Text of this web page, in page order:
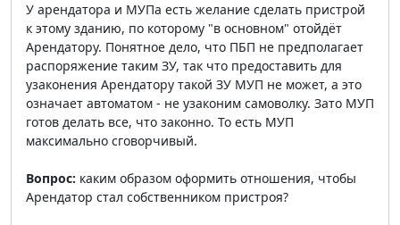
У арендатора и МУПа есть желание сделать пристрой
к этому зданию, по которому "в основном" отойдёт
Арендатору. Понятное дело, что ПБП не предполагает
распоряжение таким ЗУ, так что предоставить для
узаконения Арендатору такой ЗУ МУП не может, а это
означает автоматом - не узаконим самоволку. Зато МУП
готов делать все, что законно. То есть МУП
максимально сговорчивый.
Вопрос: каким образом оформить отношения, чтобы
Арендатор стал собственником пристроя?